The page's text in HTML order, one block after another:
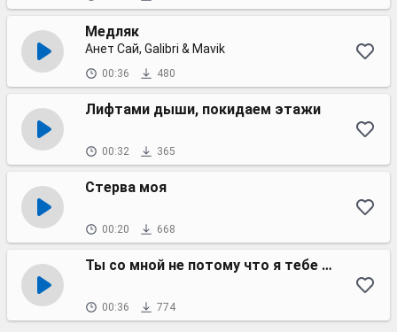
Медляк
Анет Сай, Galibri & Mavik
00:36 480
Лифтами дыши, покидаем этажи
00:32 365
Стерва моя
00:20 668
Ты со мной не потому что я тебе нравлюсь
00:36 774